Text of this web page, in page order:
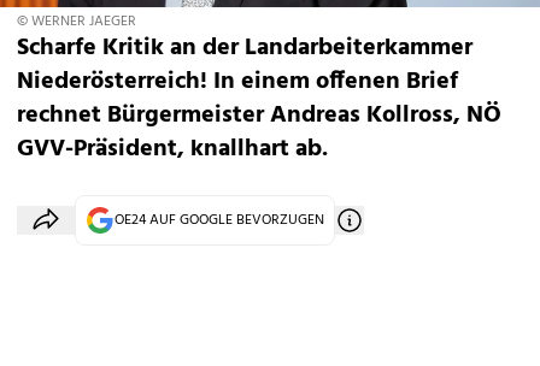
© WERNER JAEGER
Scharfe Kritik an der Landarbeiterkammer
Niederösterreich! In einem offenen Brief
rechnet Bürgermeister Andreas Kollross, NÖ
GVV-Präsident, knallhart ab.
OE24 AUF GOOGLE BEVORZUGEN